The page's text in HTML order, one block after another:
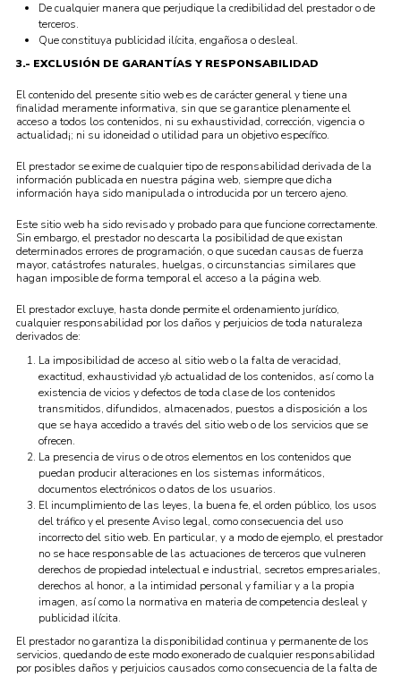
De cualquier manera que perjudique la credibilidad del prestador o de
terceros.
Que constituya publicidad ilícita, engañosa o desleal.
3.- EXCLUSIÓN DE GARANTÍAS Y RESPONSABILIDAD
El contenido del presente sitio web es de carácter general y tiene una
finalidad meramente informativa, sin que se garantice plenamente el
acceso a todos los contenidos, ni su exhaustividad, corrección, vigencia o
actualidad¡; ni su idoneidad o utilidad para un objetivo específico.
El prestador se exime de cualquier tipo de responsabilidad derivada de la
información publicada en nuestra página web, siempre que dicha
información haya sido manipulada o introducida por un tercero ajeno.
Este sitio web ha sido revisado y probado para que funcione correctamente.
Sin embargo, el prestador no descarta la posibilidad de que existan
determinados errores de programación, o que sucedan causas de fuerza
mayor, catástrofes naturales, huelgas, o circunstancias similares que
hagan imposible de forma temporal el acceso a la página web.
El prestador excluye, hasta donde permite el ordenamiento jurídico,
cualquier responsabilidad por los daños y perjuicios de toda naturaleza
derivados de:
La imposibilidad de acceso al sitio web o la falta de veracidad,
exactitud, exhaustividad y/o actualidad de los contenidos, así como la
existencia de vicios y defectos de toda clase de los contenidos
transmitidos, difundidos, almacenados, puestos a disposición a los
que se haya accedido a través del sitio web o de los servicios que se
ofrecen.
La presencia de virus o de otros elementos en los contenidos que
puedan producir alteraciones en los sistemas informáticos,
documentos electrónicos o datos de los usuarios.
El incumplimiento de las leyes, la buena fe, el orden público, los usos
del tráfico y el presente Aviso legal, como consecuencia del uso
incorrecto del sitio web. En particular, y a modo de ejemplo, el prestador
no se hace responsable de las actuaciones de terceros que vulneren
derechos de propiedad intelectual e industrial, secretos empresariales,
derechos al honor, a la intimidad personal y familiar y a la propia
imagen, así como la normativa en materia de competencia desleal y
publicidad ilícita.
El prestador no garantiza la disponibilidad continua y permanente de los
servicios, quedando de este modo exonerado de cualquier responsabilidad
por posibles daños y perjuicios causados como consecuencia de la falta de